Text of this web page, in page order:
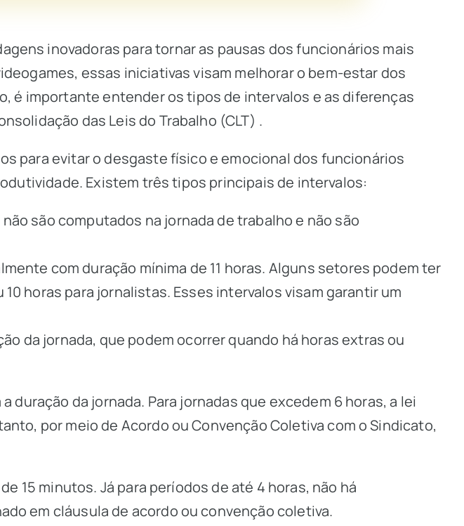
inovadoras para tornar as pausas dos funcionários mais
essas iniciativas visam melhorar o bem-estar dos
é importante entender os tipos de intervalos e as diferenças
das Leis do Trabalho (CLT) .
para evitar o desgaste físico e emocional dos funcionários
Existem três tipos principais de intervalos:
são computados na jornada de trabalho e não são
com duração mínima de 11 horas. Alguns setores podem ter
horas para jornalistas. Esses intervalos visam garantir um
da jornada, que podem ocorrer quando há horas extras ou
duração da jornada. Para jornadas que excedem 6 horas, a lei
por meio de Acordo ou Convenção Coletiva com o Sindicato,
15 minutos. Já para períodos de até 4 horas, não há
em cláusula de acordo ou convenção coletiva.